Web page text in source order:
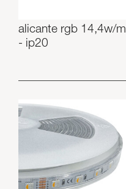
alicante rgb 14,4w/m
- ip20